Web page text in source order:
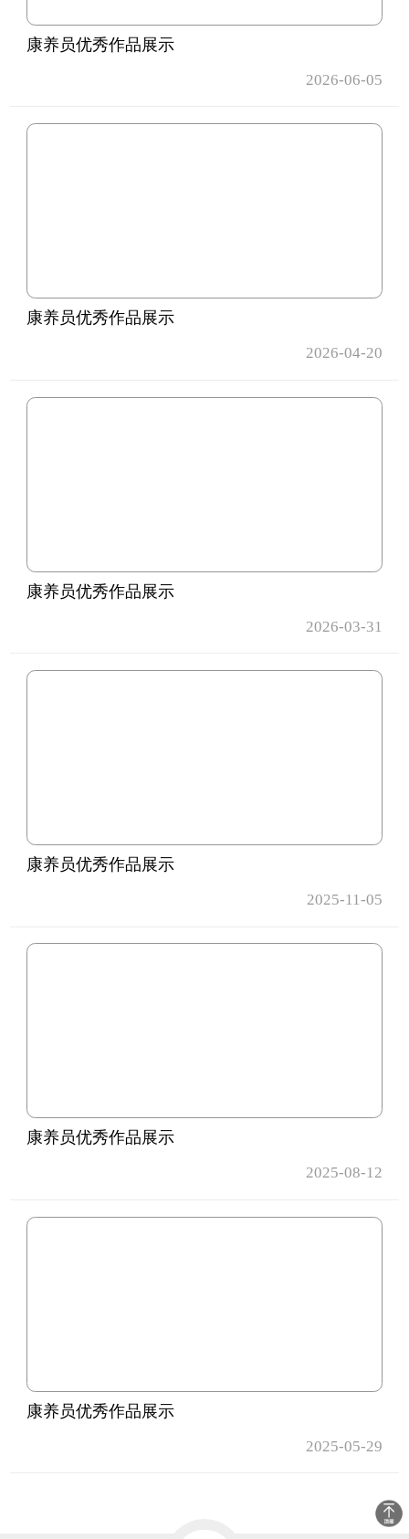
康养员优秀作品展示
2026-06-05
康养员优秀作品展示
2026-04-20
康养员优秀作品展示
2026-03-31
康养员优秀作品展示
2025-11-05
康养员优秀作品展示
2025-08-12
康养员优秀作品展示
2025-05-29